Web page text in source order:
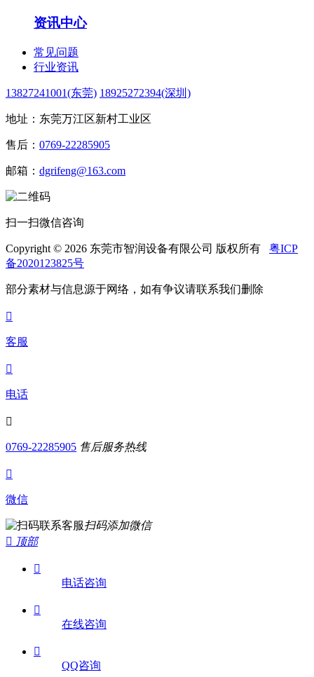
资讯中心
常见问题
行业资讯
13827241001(东莞) 18925272394(深圳)
地址：东莞万江区新村工业区
售后： 0769-22285905
邮箱： dgrifeng@163.com
扫一扫微信咨询
Copyright © 2026 东莞市智润设备有限公司 版权所有 粤ICP
备2020123825号
部分素材与信息源于网络，如有争议请联系我们删除

客服

电话

0769-22285905 售后服务热线

微信
扫码添加微信
 顶部

电话咨询

在线咨询

QQ咨询